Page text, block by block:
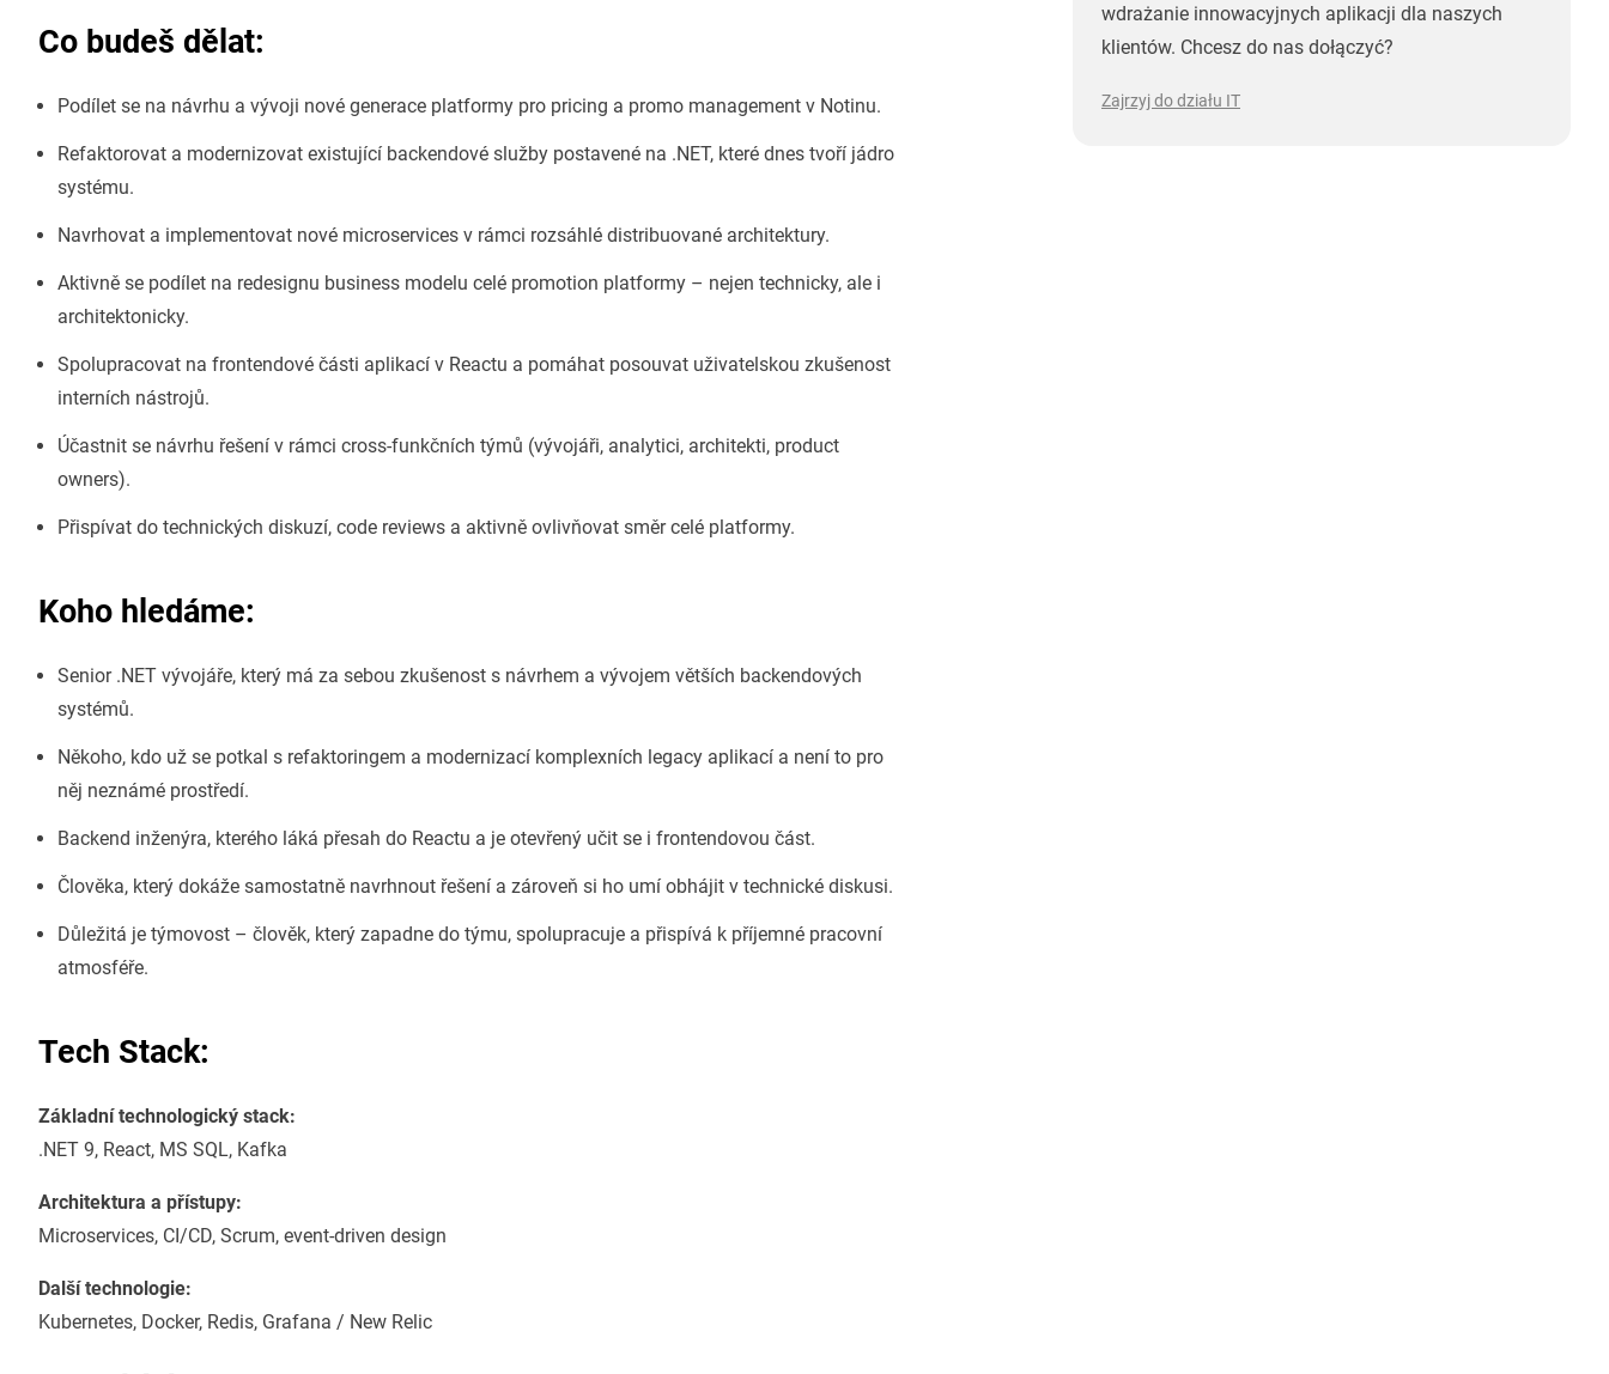
Co budeš dělat:
Podílet se na návrhu a vývoji nové generace platformy pro pricing a promo management v Notinu.
Refaktorovat a modernizovat existující backendové služby postavené na .NET, které dnes tvoří jádro
systému.
Navrhovat a implementovat nové microservices v rámci rozsáhlé distribuované architektury.
Aktivně se podílet na redesignu business modelu celé promotion platformy – nejen technicky, ale i
architektonicky.
Spolupracovat na frontendové části aplikací v Reactu a pomáhat posouvat uživatelskou zkušenost
interních nástrojů.
Účastnit se návrhu řešení v rámci cross-funkčních týmů (vývojáři, analytici, architekti, product
owners).
Přispívat do technických diskuzí, code reviews a aktivně ovlivňovat směr celé platformy.
Koho hledáme:
Senior .NET vývojáře, který má za sebou zkušenost s návrhem a vývojem větších backendových
systémů.
Někoho, kdo už se potkal s refaktoringem a modernizací komplexních legacy aplikací a není to pro
něj neznámé prostředí.
Backend inženýra, kterého láká přesah do Reactu a je otevřený učit se i frontendovou část.
Člověka, který dokáže samostatně navrhnout řešení a zároveň si ho umí obhájit v technické diskusi.
Důležitá je týmovost – člověk, který zapadne do týmu, spolupracuje a přispívá k příjemné pracovní
atmosféře.
Tech Stack:
Základní technologický stack:
.NET 9, React, MS SQL, Kafka
Architektura a přístupy:
Microservices, CI/CD, Scrum, event-driven design
Další technologie:
Kubernetes, Docker, Redis, Grafana / New Relic
wdrażanie innowacyjnych aplikacji dla naszych
klientów. Chcesz do nas dołączyć?
Zajrzyj do działu IT